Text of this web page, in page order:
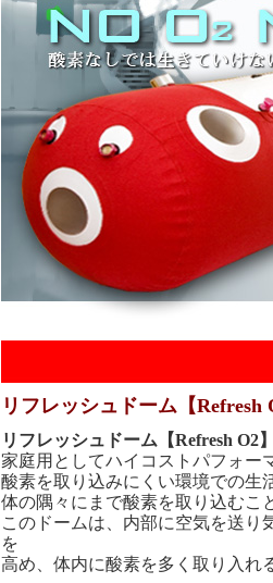
リフレッシュドーム【Refresh
リフレッシュドーム【Refresh O2】
家庭用としてハイコストパフォー
酸素を取り込みにくい環境での生
体の隅々にまで酸素を取り込む
このドームは、内部に空気を送り
を
高め、体内に酸素を多く取り入れ